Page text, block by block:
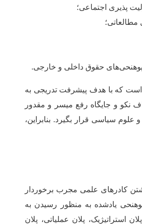
پذیری اجتماعی؛
مطالعاتی؛
های حقوق داخلی و خارجی.
است که با هدف پیشرفت تدریجی به
نکو و جایگاه رفع میسر و مقدور
علوم سیاسی قرار بگیرد. بنابراین،
کادرهای علمی مجرب برخوردار
یادشده به منظور رسیدن به
استراتیژیک، پلان عملیاتی، پلان